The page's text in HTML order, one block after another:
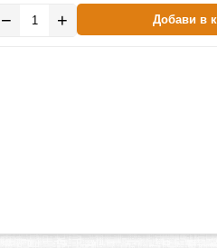
− + Добави в